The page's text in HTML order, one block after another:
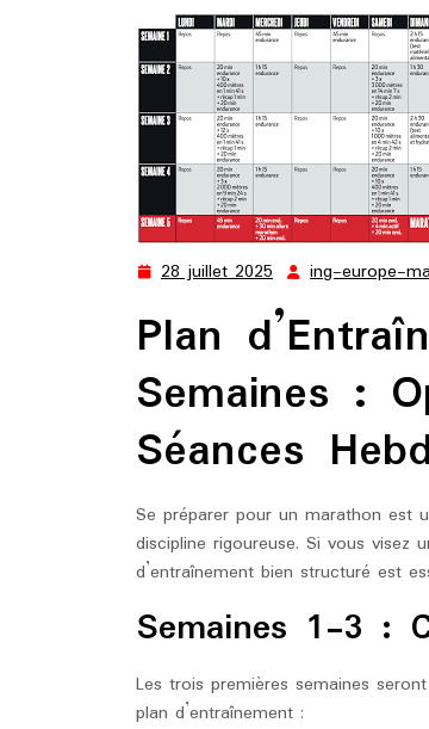
28 juillet 2025 28
juillet
2025
ing-europe-
Plan
Semaines :
Séances
Se préparer pour un marathon est
discipline rigoureuse. Si vous visez
d’entraînement bien structuré est
Semaines 1-3 :
Les trois premières semaines
plan d’entraînement :